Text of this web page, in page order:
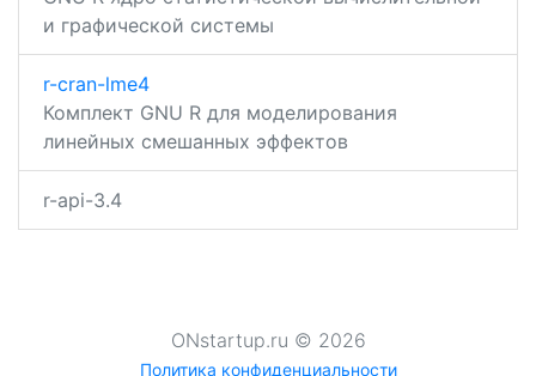
и графической системы
r-cran-lme4
Комплект GNU R для моделирования
линейных смешанных эффектов
r-api-3.4
ONstartup.ru © 2026
Политика конфиденциальности